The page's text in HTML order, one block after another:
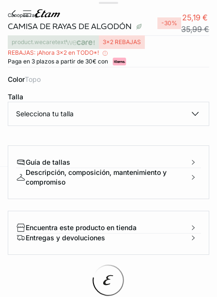
canopee ray
CAMISA DE RAYAS DE ALGODÓN -30%
25,19 €
35,99 €
product.wecaretext
3x2 REBAJAS
REBAJAS: ¡Ahora 3x2 en TODO*!
Paga en 3 plazos a partir de 30€ con
Color topo
Talla
Selecciona tu talla
Guía de tallas
Descripción, composición, mantenimiento y
compromiso
Encuentra este producto en tienda
Entregas y devoluciones